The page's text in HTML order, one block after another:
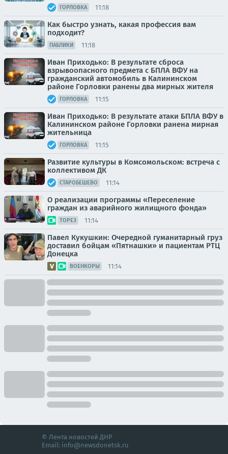
ГОРЛОВКА 11:18
Как быстро узнать, какая профессия вам
подходит?
ПАБЛИКИ 11:18
Иван Приходько: В результате сброса
взрывоопасного предмета с БПЛА ВФУ на
гражданский автомобиль в Калининском
районе Горловки ранены два мирных жителя
ГОРЛОВКА 11:15
Иван Приходько: В результате атаки БПЛА ВФУ в
Калининском районе Горловки ранена мирная
жительница
ГОРЛОВКА 11:15
Развитие культуры в Комсомольском: встреча с
коллективом ДК
СТАРОБЕШЕВО 11:14
О реализации программы «Переселение
граждан из аварийного жилищного фонда»
ТОРЕЗ 11:14
Павел Кукушкин: Очередной гуманитарный груз
доставил бойцам «Пятнашки» и пациентам РТЦ
Донецка
ВОЕНКОРЫ 11:14
© Лента новостей ДНР
Email: info@newsdonetsk.ru